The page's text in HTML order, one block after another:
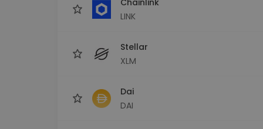
LINK
Stellar
XLM
Dai
DAI